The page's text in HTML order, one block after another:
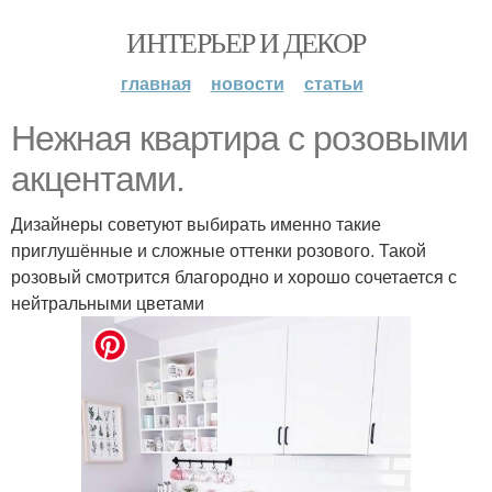
ИНТЕРЬЕР И ДЕКОР
главная новости статьи
Нежная квартира с розовыми
акцентами.
Дизайнеры советуют выбирать именно такие
приглушённые и сложные оттенки розового. Такой
розовый смотрится благородно и хорошо сочетается с
нейтральными цветами